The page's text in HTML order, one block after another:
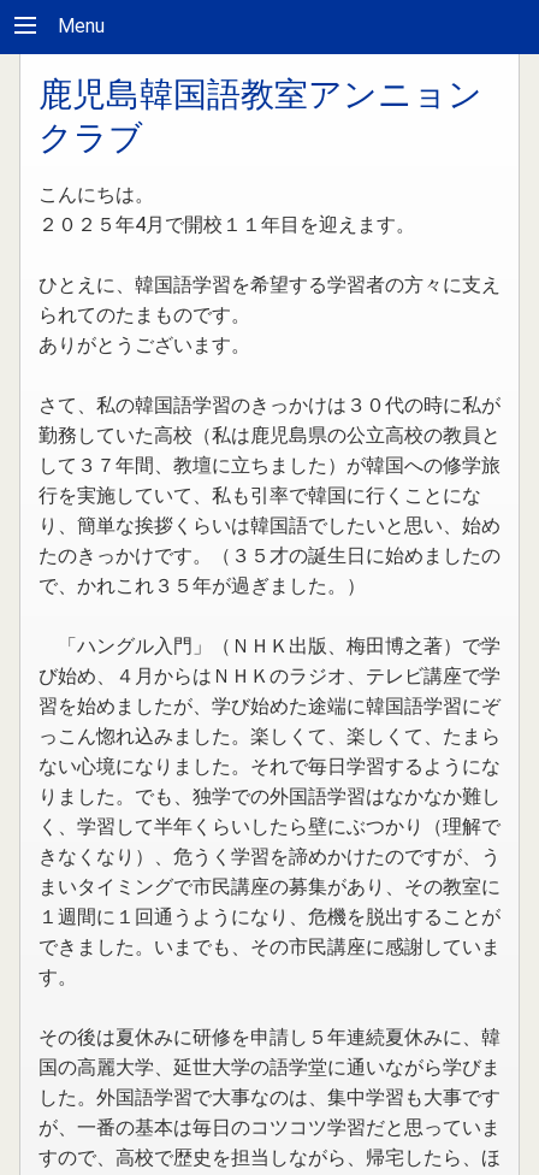
Menu
鹿児島韓国語教室アンニョン
クラブ
こんにちは。
２０２５年4月で開校１１年目を迎えます。
ひとえに、韓国語学習を希望する学習者の方々に支え
られてのたまものです。
ありがとうございます。
さて、私の韓国語学習のきっかけは３０代の時に私が
勤務していた高校（私は鹿児島県の公立高校の教員と
して３７年間、教壇に立ちました）が韓国への修学旅
行を実施していて、私も引率で韓国に行くことにな
り、簡単な挨拶くらいは韓国語でしたいと思い、始め
たのきっかけです。（３５才の誕生日に始めましたの
で、かれこれ３５年が過ぎました。）
「ハングル入門」（ＮＨＫ出版、梅田博之著）で学
び始め、４月からはＮＨＫのラジオ、テレビ講座で学
習を始めましたが、学び始めた途端に韓国語学習にぞ
っこん惚れ込みました。楽しくて、楽しくて、たまら
ない心境になりました。それで毎日学習するようにな
りました。でも、独学での外国語学習はなかなか難し
く、学習して半年くらいしたら壁にぶつかり（理解で
きなくなり）、危うく学習を諦めかけたのですが、う
まいタイミングで市民講座の募集があり、その教室に
１週間に１回通うようになり、危機を脱出することが
できました。いまでも、その市民講座に感謝していま
す。
その後は夏休みに研修を申請し５年連続夏休みに、韓
国の高麗大学、延世大学の語学堂に通いながら学びま
した。外国語学習で大事なのは、集中学習も大事です
が、一番の基本は毎日のコツコツ学習だと思っていま
すので、高校で歴史を担当しながら、帰宅したら、ほ